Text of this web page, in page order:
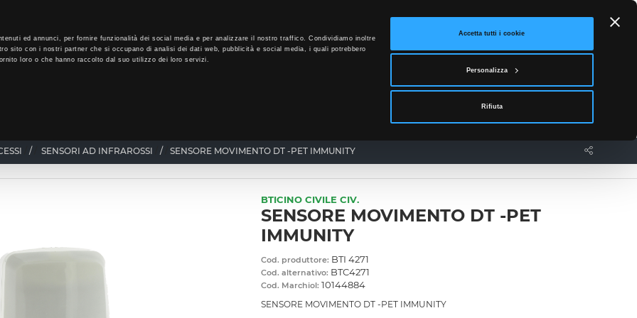
ed annunci, per fornire funzionalità dei social media e per analizzare il nostro traffico. Condividiamo inoltre
sito con i nostri partner che si occupano di analisi dei dati web, pubblicità e social media, i quali potrebbero
loro o che hanno raccolto dal suo utilizzo dei loro servizi.
Accetta tutti i cookie
Personalizza
Rifiuta
Accedi
News Contatti
/ SENSORI AD INFRAROSSI / SENSORE MOVIMENTO DT -PET IMMUNITY
BTICINO CIVILE CIV.
SENSORE MOVIMENTO DT -PET
IMMUNITY
Cod. produttore: BTI 4271
Cod. alternativo: BTC4271
Cod. Marchiol: 10144884
SENSORE MOVIMENTO DT -PET IMMUNITY